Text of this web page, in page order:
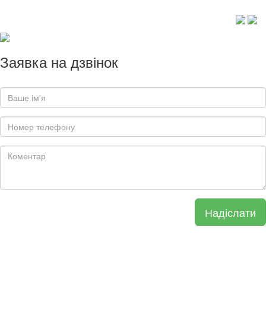
Заявка на дзвінок
Надіслати